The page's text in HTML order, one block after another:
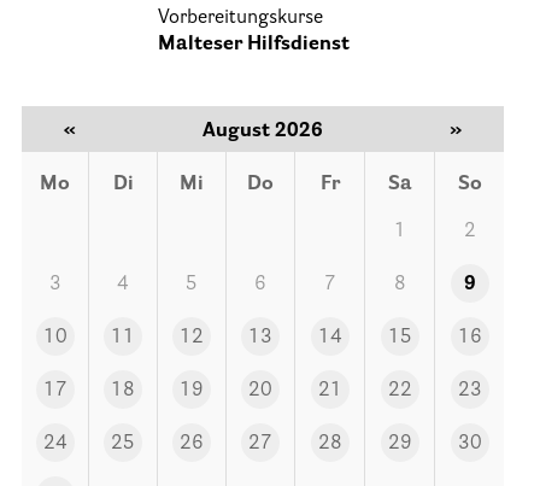
Presse & Aktuelles
Tageshospize
Ambulante Hospizdienste
Kinder- und Jugendhospize und -hospizdienste
Palliative Pflegedienste
Beratungsstelle(n)
Vorbereitungskurse
Malteser Hilfsdienst
« August 2026 »
Mo Di Mi Do Fr Sa So
1 2
3 4 5 6 7 8 9
10 11 12 13 14 15 16
17 18 19 20 21 22 23
24 25 26 27 28 29 30